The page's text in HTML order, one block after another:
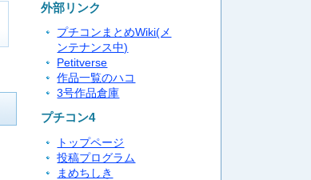
外部リンク
プチコンまとめWiki(メ
ンテナンス中)
Petitverse
作品一覧のハコ
3号作品倉庫
プチコン4
トップページ
投稿プログラム
まめちしき